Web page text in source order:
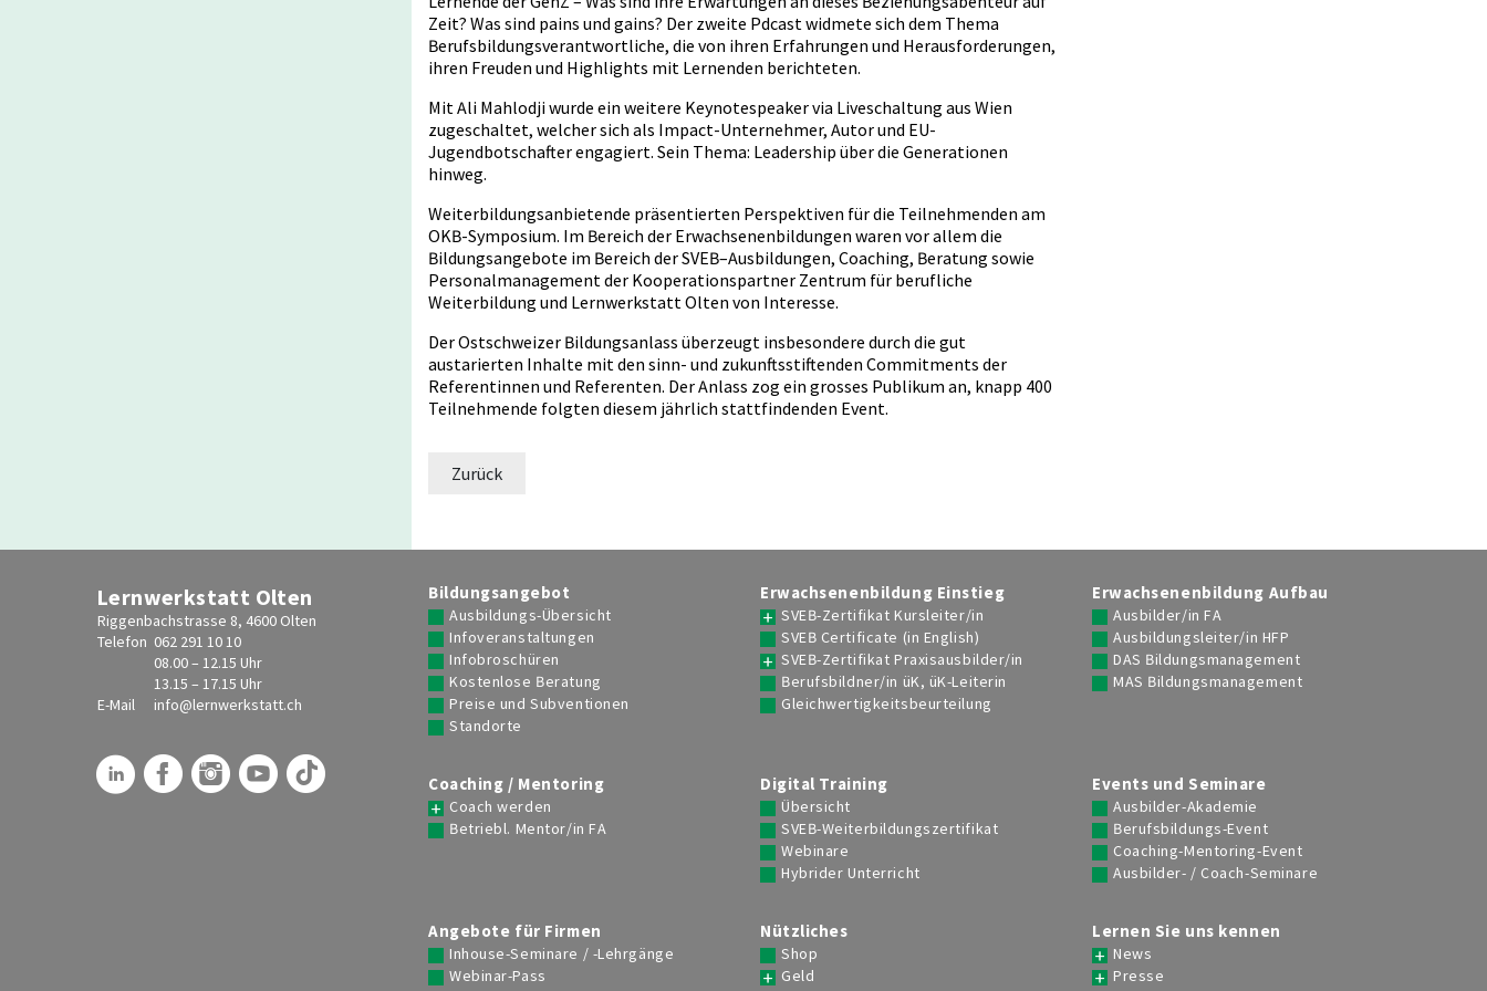
Zeit? Was sind pains und gains? Der zweite Pdcast widmete sich dem Thema
Berufsbildungsverantwortliche, die von ihren Erfahrungen und Herausforderungen,
ihren Freuden und Highlights mit Lernenden berichteten.
Mit Ali Mahlodji wurde ein weitere Keynotespeaker via Liveschaltung aus Wien
zugeschaltet, welcher sich als Impact-Unternehmer, Autor und EU-
Jugendbotschafter engagiert. Sein Thema: Leadership über die Generationen
hinweg.
Weiterbildungsanbietende präsentierten Perspektiven für die Teilnehmenden am
OKB-Symposium. Im Bereich der Erwachsenenbildungen waren vor allem die
Bildungsangebote im Bereich der SVEB–Ausbildungen, Coaching, Beratung sowie
Personalmanagement der Kooperationspartner Zentrum für berufliche
Weiterbildung und Lernwerkstatt Olten von Interesse.
Der Ostschweizer Bildungsanlass überzeugt insbesondere durch die gut
austarierten Inhalte mit den sinn- und zukunftsstiftenden Commitments der
Referentinnen und Referenten. Der Anlass zog ein grosses Publikum an, knapp 400
Teilnehmende folgten diesem jährlich stattfindenden Event.
Zurück
Lernwerkstatt Olten
Riggenbachstrasse 8, 4600 Olten
Telefon 062 291 10 10
08.00 – 12.15 Uhr
13.15 – 17.15 Uhr
E-Mail
info@lernwerkstatt.ch
Bildungsangebot
Ausbildungs-Übersicht
Infoveranstaltungen
Infobroschüren
Kostenlose Beratung
Preise und Subventionen
Standorte
Erwachsenenbildung Einstieg
SVEB-Zertifikat Kursleiter/in
SVEB Certificate (in English)
SVEB-Zertifikat Praxisausbilder/in
Berufsbildner/in üK, üK-Leiterin
Gleichwertigkeitsbeurteilung
Erwachsenenbildung Aufbau
Ausbilder/in FA
Ausbildungsleiter/in HFP
DAS Bildungsmanagement
MAS Bildungsmanagement
Coaching / Mentoring
Coach werden
Betriebl. Mentor/in FA
Digital Training
Übersicht
SVEB-Weiterbildungszertifikat
Webinare
Hybrider Unterricht
Events und Seminare
Ausbilder-Akademie
Berufsbildungs-Event
Coaching-Mentoring-Event
Ausbilder- / Coach-Seminare
Angebote für Firmen
Inhouse-Seminare / -Lehrgänge
Webinar-Pass
Nützliches
Shop
Geld
Lernen Sie uns kennen
News
Presse